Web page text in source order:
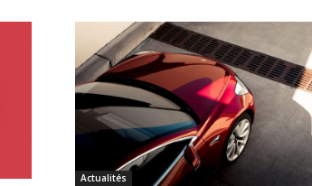
Actualités